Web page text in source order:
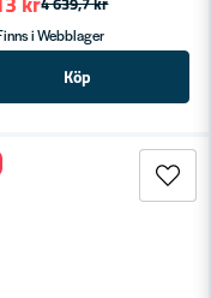
i Webblager
Köp